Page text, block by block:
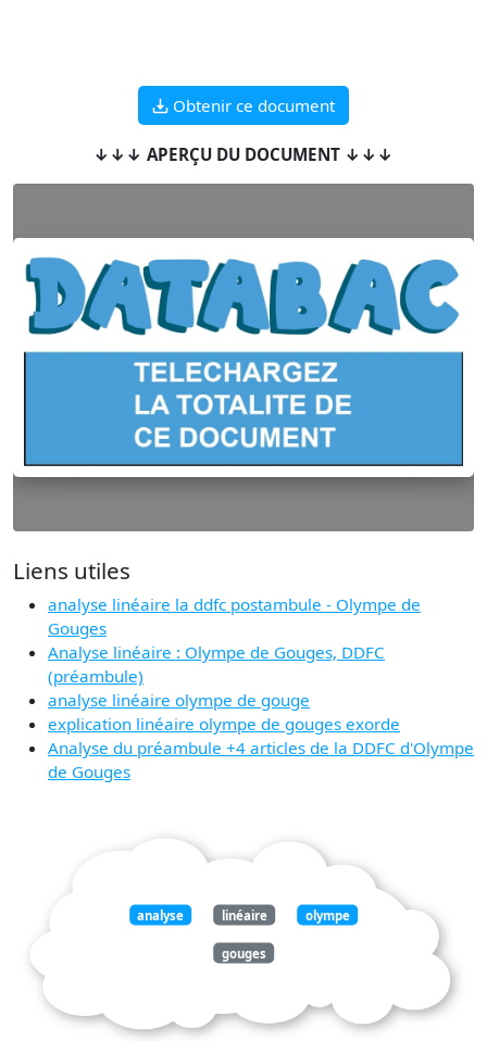
Obtenir ce document
↓↓↓ APERÇU DU DOCUMENT ↓↓↓
Liens utiles
analyse linéaire la ddfc postambule - Olympe de
Gouges
Analyse linéaire : Olympe de Gouges, DDFC
(préambule)
analyse linéaire olympe de gouge
explication linéaire olympe de gouges exorde
Analyse du préambule +4 articles de la DDFC d'Olympe
de Gouges
analyse linéaire olympe
gouges